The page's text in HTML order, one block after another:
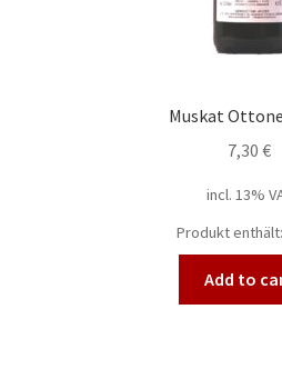
Muskat
7,30 €
incl. 13%
Produkt
Add to